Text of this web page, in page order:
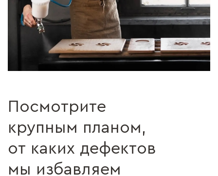
Посмотрите
крупным планом,
от каких дефектов
мы избавляем